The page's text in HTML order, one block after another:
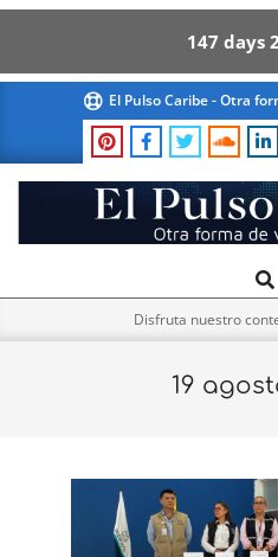
147 days
content
El Pulso Caribe - Otra
El
Pulso
Navigation
Disfruta nuestro
19